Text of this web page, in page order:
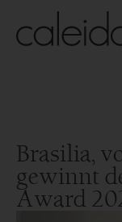
Brasilia,
gewinnt
Award